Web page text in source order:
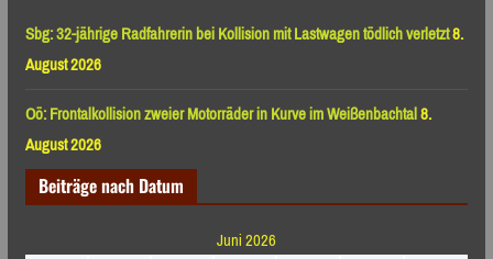
Sbg: 32-jährige Radfahrerin bei Kollision mit Lastwagen tödlich verletzt8.
August 2026
Oö: Frontalkollision zweier Motorräder in Kurve im Weißenbachtal8.
August 2026
Beiträge nach Datum
Juni 2026